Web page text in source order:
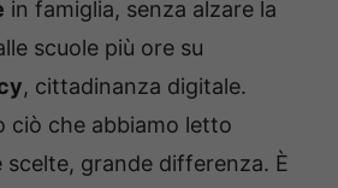
in famiglia, senza alzare la
scuole più ore su
, cittadinanza digitale.
ciò che abbiamo letto
scelte, grande differenza. È